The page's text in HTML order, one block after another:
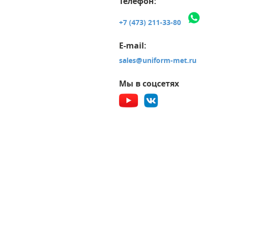
+7 (473) 211-33-80
E-mail:
sales@uniform-met.ru
Мы в соцсетях